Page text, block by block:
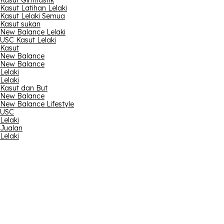
Kasut Latihan Lelaki
Kasut Lelaki Semua
Kasut sukan
New Balance Lelaki
USC Kasut Lelaki
Kasut
New Balance
New Balance
Lelaki
Lelaki
Kasut dan But
New Balance
New Balance Lifestyle
USC
Lelaki
Jualan
Lelaki